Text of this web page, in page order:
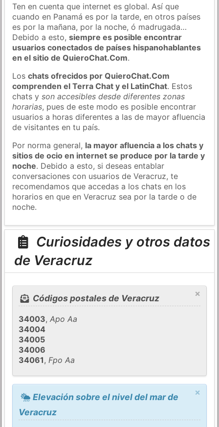
Ten en cuenta que internet es global. Así que
cuando en Panamá es por la tarde, en otros países
es por la mañana, por la noche, ó madrugada…
Debido a esto,siempre es posible encontrar
usuarios conectados de países hispanohablantes
en el sitio de QuieroChat.Com.
Loschats ofrecidos por QuieroChat.Com
comprenden el Terra Chat y el LatinChat. Estos
chats yson accesibles desde diferentes zonas
horarias, pues de este modo es posible encontrar
usuarios a horas diferentes a las de mayor afluencia
de visitantes en tu país.
Por norma general, la mayor afluencia a los chats y
sitios de ocio en internet se produce por la tarde y
noche. Debido a esto, si deseas entablar
conversaciones con usuarios de Veracruz, te
recomendamos que accedas a los chats en los
horarios en que en Veracruz sea por la tarde o de
noche.
Curiosidades y otros datos
de Veracruz
×
Códigos postales de Veracruz
34003,Apo Aa
34004
34005
34006
34061,Fpo Aa
×
Elevación sobre el nivel del mar de
Veracruz